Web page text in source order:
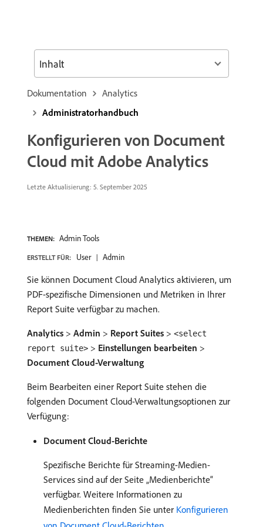
Dokumentation
Analytics
Administratorhandbuch
Konfigurieren von Document
Cloud mit Adobe Analytics
Letzte Aktualisierung: 5. September 2025
THEMEN: Admin Tools
ERSTELLT FÜR: User Admin
Sie können Document Cloud Analytics aktivieren, um
PDF-spezifische Dimensionen und Metriken in Ihrer
Report Suite verfügbar zu machen.
Analytics > Admin > Report Suites > <select
report suite> > Einstellungen bearbeiten >
Document Cloud-Verwaltung
Beim Bearbeiten einer Report Suite stehen die
folgenden Document Cloud-Verwaltungsoptionen zur
Verfügung:
Document Cloud-Berichte
Spezifische Berichte für Streaming-Medien-
Services sind auf der Seite „Medienberichte“
verfügbar. Weitere Informationen zu
Medienberichten finden Sie unter Konfigurieren
Inhalt